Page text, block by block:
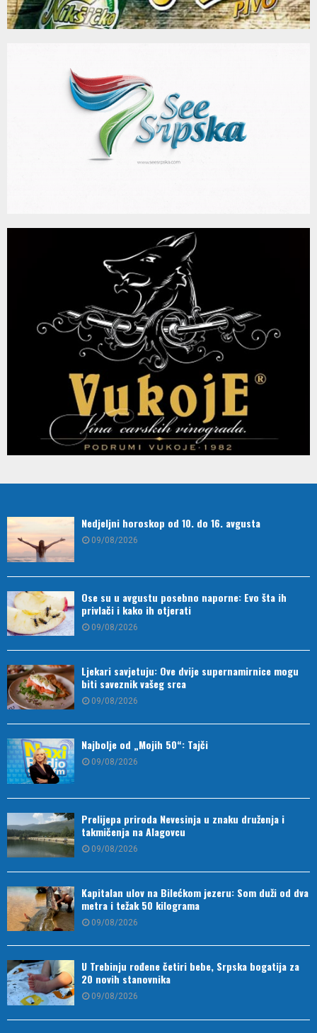
Nedjeljni horoskop od 10. do 16. avgusta
09/08/2026
Ose su u avgustu posebno naporne: Evo šta ih
privlači i kako ih otjerati
09/08/2026
Ljekari savjetuju: Ove dvije supernamirnice mogu
biti saveznik vašeg srca
09/08/2026
Najbolje od „Mojih 50“: Tajči
09/08/2026
Prelijepa priroda Nevesinja u znaku druženja i
takmičenja na Alagovcu
09/08/2026
Kapitalan ulov na Bilećkom jezeru: Som duži od dva
metra i težak 50 kilograma
09/08/2026
U Trebinju rođene četiri bebe, Srpska bogatija za
20 novih stanovnika
09/08/2026